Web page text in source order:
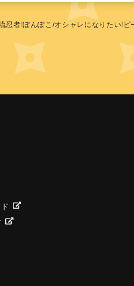
忍者!ぽんぽこ/オシャレになりたい!ピ